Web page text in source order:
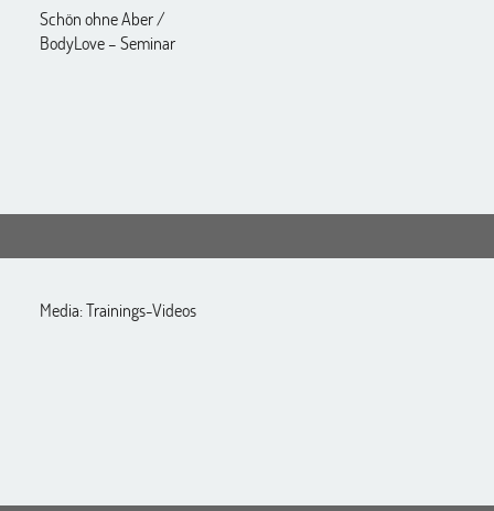
Schön ohne Aber /
BodyLove – Seminar
Media: Trainings-Videos